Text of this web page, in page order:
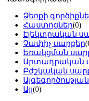
Ձեռքի
Հաստոցներ(0)
Էլեկտրական
Չափիչ սարքեր
Եռակցման
Արտադրական
Բժշկական
Այլ(0)